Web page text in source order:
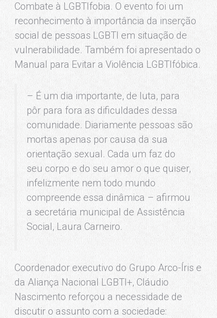
Combate à LGBTIfobia. O evento foi um
reconhecimento à importância da inserção
social de pessoas LGBTI em situação de
vulnerabilidade. Também foi apresentado o
Manual para Evitar a Violência LGBTIfóbica.
– É um dia importante, de luta, para
pôr para fora as dificuldades dessa
comunidade. Diariamente pessoas são
mortas apenas por causa da sua
orientação sexual. Cada um faz do
seu corpo e do seu amor o que quiser,
infelizmente nem todo mundo
compreende essa dinâmica – afirmou
a secretária municipal de Assistência
Social, Laura Carneiro.
Coordenador executivo do Grupo Arco-Íris e
da Aliança Nacional LGBTI+, Cláudio
Nascimento reforçou a necessidade de
discutir o assunto com a sociedade: